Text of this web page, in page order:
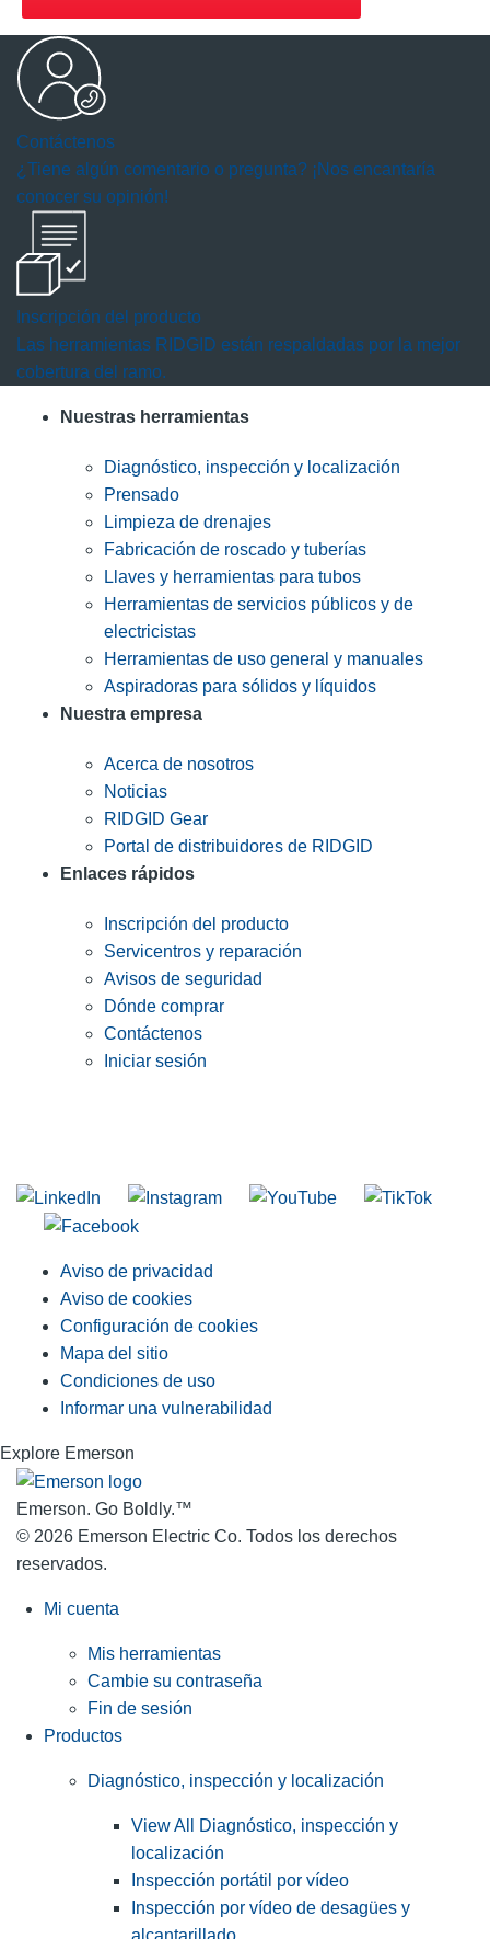
Contáctenos
¿Tiene algún comentario o pregunta? ¡Nos encantaría
conocer su opinión!
Inscripción del producto
Las herramientas RIDGID están respaldadas por la mejor
cobertura del ramo.
Nuestras herramientas
Diagnóstico, inspección y localización
Prensado
Limpieza de drenajes
Fabricación de roscado y tuberías
Llaves y herramientas para tubos
Herramientas de servicios públicos y de
electricistas
Herramientas de uso general y manuales
Aspiradoras para sólidos y líquidos
Nuestra empresa
Acerca de nosotros
Noticias
RIDGID Gear
Portal de distribuidores de RIDGID
Enlaces rápidos
Inscripción del producto
Servicentros y reparación
Avisos de seguridad
Dónde comprar
Contáctenos
Iniciar sesión
Aviso de privacidad
Aviso de cookies
Configuración de cookies
Mapa del sitio
Condiciones de uso
Informar una vulnerabilidad
Explore Emerson
Emerson. Go Boldly.™
© 2026 Emerson Electric Co. Todos los derechos
reservados.
Mi cuenta
Mis herramientas
Cambie su contraseña
Fin de sesión
Productos
Diagnóstico, inspección y localización
View All Diagnóstico, inspección y
localización
Inspección portátil por vídeo
Inspección por vídeo de desagües y
alcantarillado